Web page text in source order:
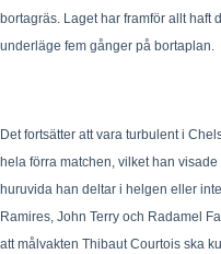
bortagräs. Laget har framför allt haft
underläge fem gånger på bortaplan.
Det fortsätter att vara turbulent i
hela förra matchen, vilket han
huruvida han deltar i helgen eller
Ramires, John Terry och Radamel
att målvakten Thibaut Courtois ska